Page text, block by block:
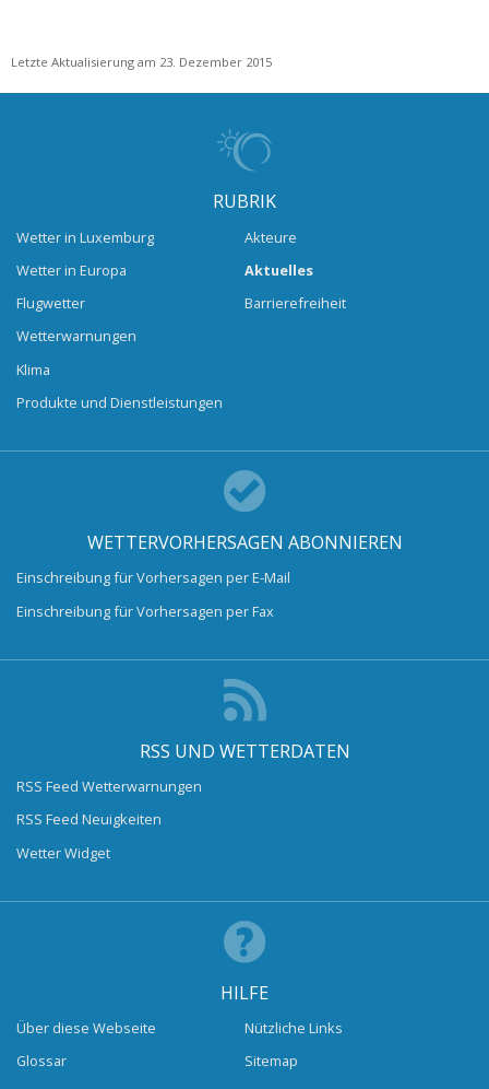
Letzte Aktualisierung am 23. Dezember 2015
RUBRIK
Wetter in Luxemburg
Wetter in Europa
Flugwetter
Wetterwarnungen
Klima
Produkte und Dienstleistungen
Akteure
Aktuelles
Barrierefreiheit
WETTERVORHERSAGEN ABONNIEREN
Einschreibung für Vorhersagen per E-Mail
Einschreibung für Vorhersagen per Fax
RSS UND WETTERDATEN
RSS Feed Wetterwarnungen
RSS Feed Neuigkeiten
Wetter Widget
HILFE
Über diese Webseite
Glossar
Nützliche Links
Sitemap